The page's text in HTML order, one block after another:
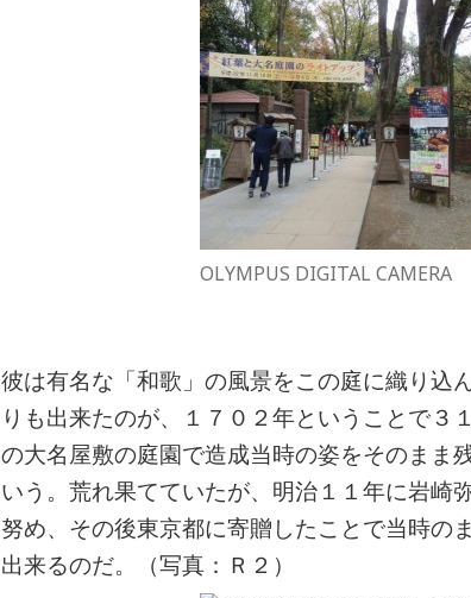
OLYMPUS DIGITAL CAMERA
彼は有名な「和歌」の風景をこの庭に織り込
りも出来たのが、１７０２年ということで３
の大名屋敷の庭園で造成当時の姿をそのまま
いう。荒れ果てていたが、明治１１年に岩崎
努め、その後東京都に寄贈したことで当時の
出来るのだ。（写真：Ｒ２）